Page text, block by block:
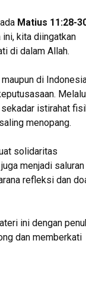
Matius 11:28-
ini, kita diingatkan
di dalam Allah.
di
istirahat
menopang.
solidaritas
menjadi saluran
refleksi dan
ini dengan
dan memberkati